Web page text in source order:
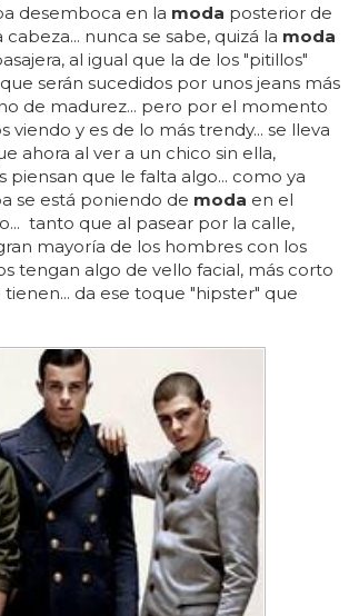
desemboca en la moda posterior de
nunca se sabe, quizá la moda
al igual que la de los "pitillos"
serán sucedidos por unos jeans más
de madurez... pero por el momento
viendo y es de lo más trendy... se lleva
ahora al ver a un chico sin ella,
piensan que le falta algo... como ya
se está poniendo de moda en el
tanto que al pasear por la calle,
mayoría de los hombres con los
tengan algo de vello facial, más corto
da ese toque "hipster" que